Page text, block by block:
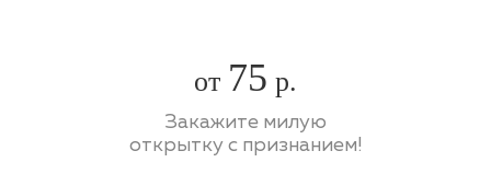
от 75 р.
Закажите милую
открытку с признанием!